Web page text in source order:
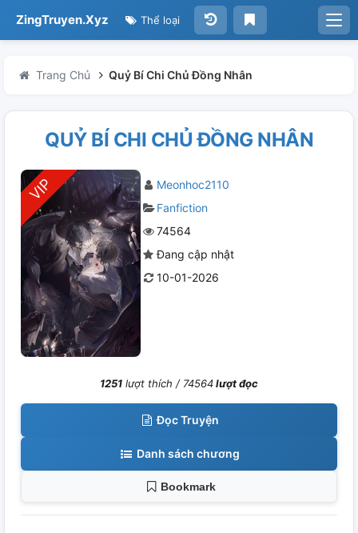
ZingTruyen.Xyz Thể loại
Trang Chủ Quỷ Bí Chi Chủ Đồng Nhân
QUỶ BÍ CHI CHỦ ĐỒNG NHÂN
Meonhoc2110
Fanfiction
74564
Đang cập nhật
10-01-2026
1251 lượt thích / 74564lượt đọc
Đọc Truyện
Danh sách chương
Bookmark